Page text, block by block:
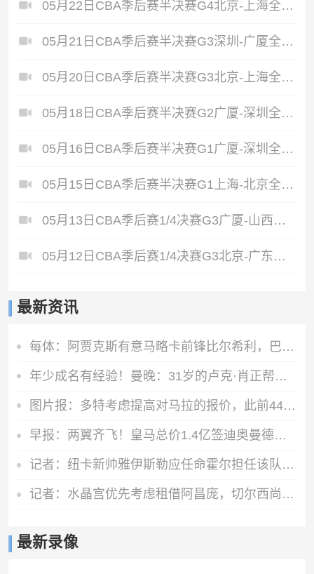
05月22日CBA季后赛半决赛G4北京-上海全场录像
05月21日CBA季后赛半决赛G3深圳-广厦全场录像
05月20日CBA季后赛半决赛G3北京-上海全场录像
05月18日CBA季后赛半决赛G2广厦-深圳全场录像
05月16日CBA季后赛半决赛G1广厦-深圳全场录像
05月15日CBA季后赛半决赛G1上海-北京全场录像
05月13日CBA季后赛1/4决赛G3广厦-山西全场录像
05月12日CBA季后赛1/4决赛G3北京-广东全场录像
最新资讯
每体：阿贾克斯有意马略卡前锋比尔希利，巴萨拥有该球员回购权
年少成名有经验！曼晚：31岁的卢克·肖正帮助15岁的JJ适应一线队
图片报：多特考虑提高对马拉的报价，此前4400万欧报价遭拒
早报：两翼齐飞！皇马总价1.4亿签迪奥曼德，续约维尼修斯至2032
记者：纽卡新帅雅伊斯勒应任命霍尔担任该队队长
记者：水晶宫优先考虑租借阿昌庞，切尔西尚未决定球员未来
最新录像